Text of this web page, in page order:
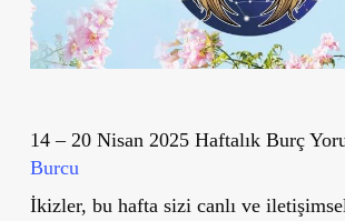
14 – 20 Nisan 2025 Haftalık Burç
Burcu
İkizler, bu hafta sizi canlı ve